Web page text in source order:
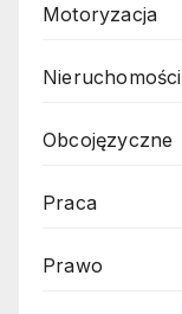
Motoryzacja
Nieruchomości
Obcojęzyczne
Praca
Prawo